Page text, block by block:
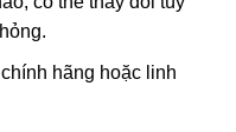
hãng hoặc linh